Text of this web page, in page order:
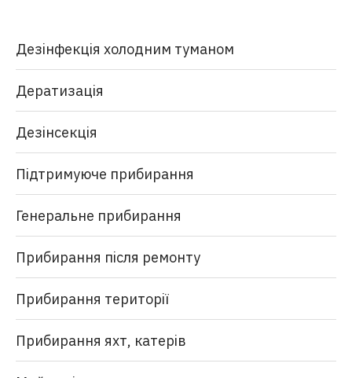
Дезінфекція холодним туманом
Дератизація
Дезінсекція
Підтримуюче прибирання
Генеральне прибирання
Прибирання після ремонту
Прибирання території
Прибирання яхт, катерів